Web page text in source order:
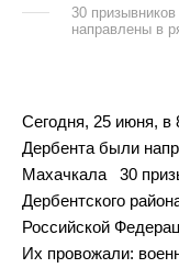
30
направлены в
Сегодня, 25 июня, в
Дербента были
Махачкала 30
Дербентского
Российской
Их провожали: